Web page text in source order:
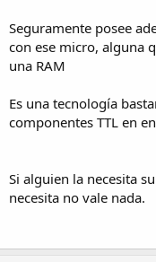
Seguramente posee
con ese micro, alguna
una RAM
Es una tecnología
componentes TTL en
Si alguien la necesita
necesita no vale nada.